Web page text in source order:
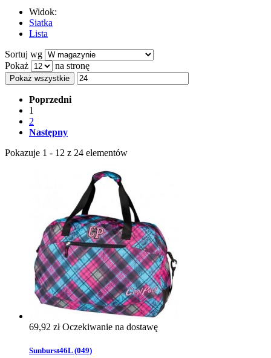
Widok:
Siatka
Lista
Sortuj wg
Pokaż
na stronę
Pokaż wszystkie
Poprzedni
1
2
Następny
Pokazuje 1 - 12 z 24 elementów
69,92 złOczekiwanie na dostawę
Sunburst46L (049)